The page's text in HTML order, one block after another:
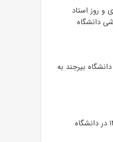
و روز استاد
دانشگاه
بیرجند به
کنکور سراسری ۱۴۰۴ در دانشگاه